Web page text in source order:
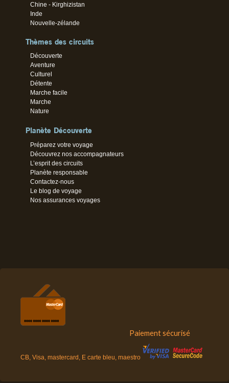
Chine - Kirghizistan
Inde
Nouvelle-zélande
Thèmes des circuits
Découverte
Aventure
Culturel
Détente
Marche facile
Marche
Nature
Planète Découverte
Préparez votre voyage
Découvrez nos accompagnateurs
L’esprit des circuits
Planète responsable
Contactez-nous
Le blog de voyage
Nos assurances voyages
Paiement sécurisé
CB, Visa, mastercard, E carte bleu, maestro